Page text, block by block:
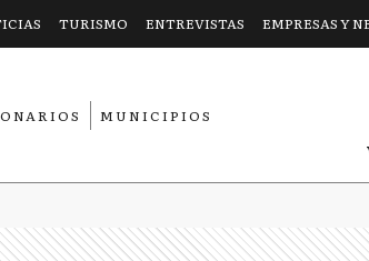
TURISMO ENTREVISTAS EMPRESAS Y
MUNICIPIOS